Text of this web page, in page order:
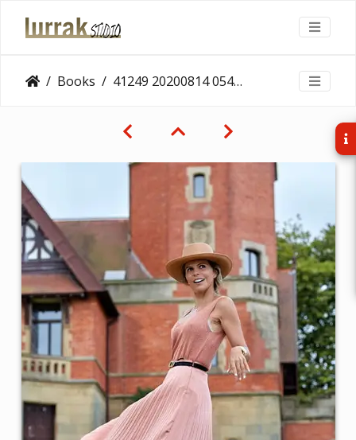
Books 41249 20200814 0544 533x800